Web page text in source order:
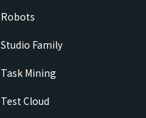
Robots
Studio Family
Task Mining
Test Cloud